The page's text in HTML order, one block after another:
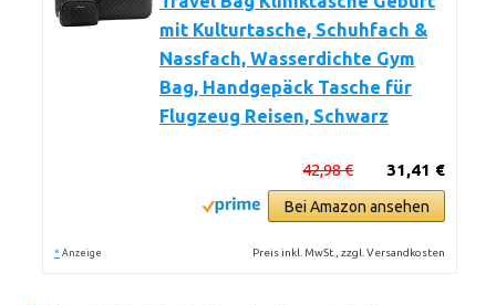
mit Kulturtasche, Schuhfach &
Nassfach, Wasserdichte Gym
Bag, Handgepäck Tasche für
Flugzeug Reisen, Schwarz
31,41 €
42,98 €
Bei Amazon ansehen
* Anzeige Preis inkl. MwSt., zzgl. Versandkosten